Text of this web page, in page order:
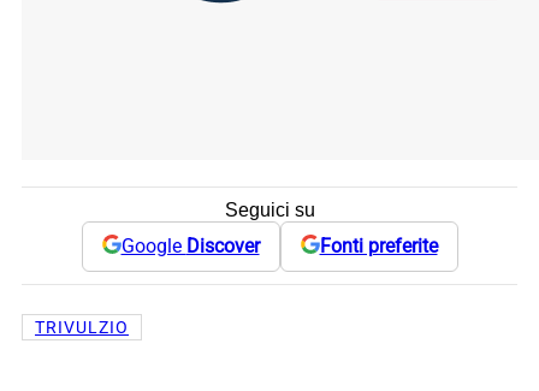
Seguici su
Google Discover Fonti preferite
TRIVULZIO